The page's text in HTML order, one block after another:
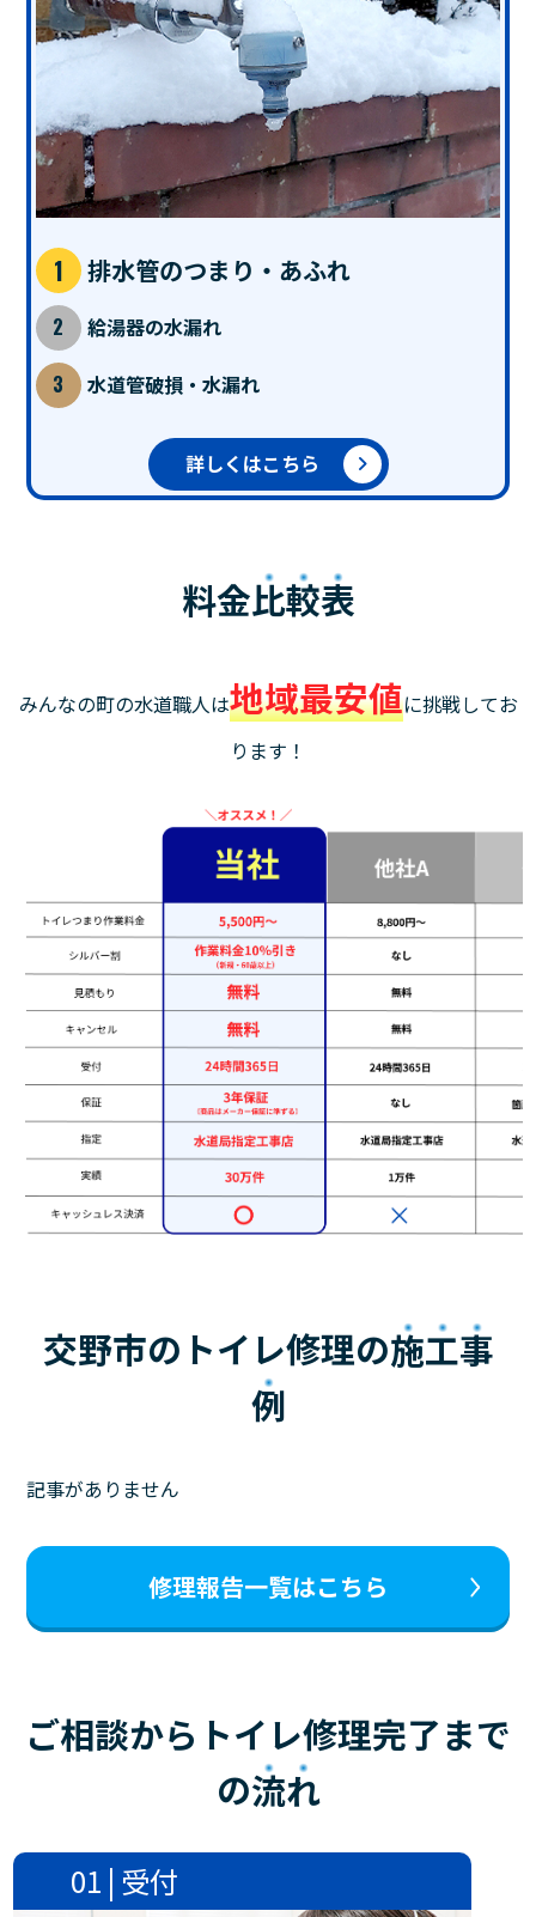
排水管のつまり・あふれ
給湯器の水漏れ
水道管破損・水漏れ
詳しくはこちら
料金比較表
みんなの町の水道職人は地域最安値に挑戦してお
ります！
交野市のトイレ修理の施工事
例
記事がありません
修理報告一覧はこちら
ご相談からトイレ修理完了まで
の流れ
01 | 受付